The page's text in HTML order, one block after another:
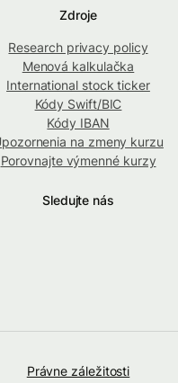
Zdroje
Research privacy policy
Menová kalkulačka
International stock ticker
Kódy Swift/BIC
Kódy IBAN
na zmeny kurzu
Porovnajte výmenné kurzy
Sledujte nás
Právne záležitosti